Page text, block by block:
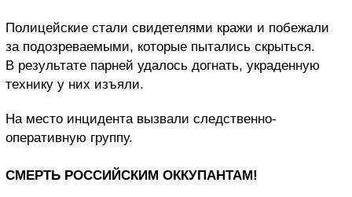
Полицейские стали свидетелями кражи и побежали
за подозреваемыми, которые пытались скрыться.
В результате парней удалось догнать, украденную
технику у них изъяли.
На место инцидента вызвали следственно-
оперативную группу.
СМЕРТЬ РОССИЙСКИМ ОККУПАНТАМ!